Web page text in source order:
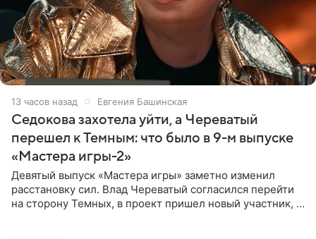
13 часов назад Евгения Башинская
Седокова захотела уйти, а Череватый
перешел к Темным: что было в 9-м выпуске
«Мастера игры-2»
Девятый выпуск «Мастера игры» заметно изменил
расстановку сил. Влад Череватый согласился перейти
на сторону Темных, в проект пришел новый участник, а